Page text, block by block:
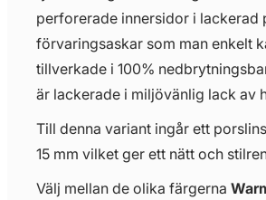
perforerade innersidor i lackerad
förvaringsaskar som man enkelt
tillverkade i 100%
är lackerade i miljövänlig lack av
Till denna variant ingår ett
15 mm vilket ger ett nätt och
Välj mellan de olika färgerna